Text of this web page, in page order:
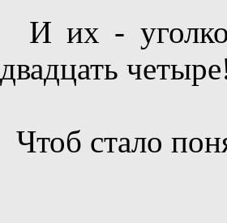
И их -
двадцать
Чтоб стало